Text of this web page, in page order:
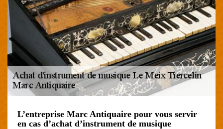
L’entreprise Marc Antiquaire pour vous servir
en cas d’achat d’instrument de musique